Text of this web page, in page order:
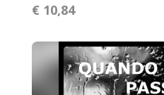
€ 10,84